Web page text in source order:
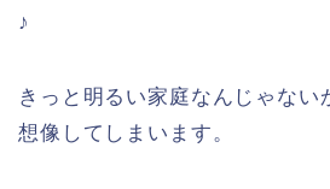
♪
きっと明るい家庭なんじゃない
想像してしまいます。